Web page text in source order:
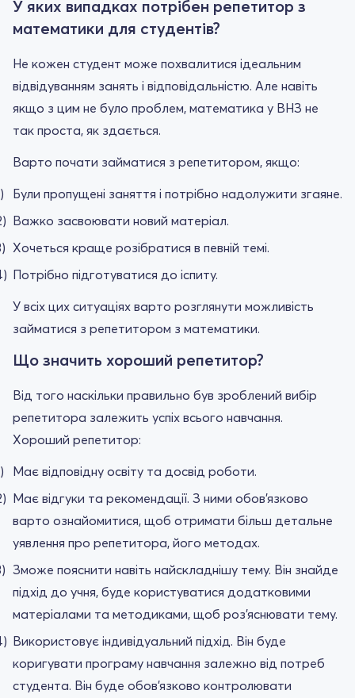
У яких випадках потрібен репетитор з
математики для студентів?
Не кожен студент може похвалитися ідеальним
відвідуванням занять і відповідальністю. Але навіть
якщо з цим не було проблем, математика у ВНЗ не
так проста, як здається.
Варто почати займатися з репетитором, якщо:
Були пропущені заняття і потрібно надолужити згаяне.
Важко засвоювати новий матеріал.
Хочеться краще розібратися в певній темі.
Потрібно підготуватися до іспиту.
У всіх цих ситуаціях варто розглянути можливість
займатися з репетитором з математики.
Що значить хороший репетитор?
Від того наскільки правильно був зроблений вибір
репетитора залежить успіх всього навчання.
Хороший репетитор:
Має відповідну освіту та досвід роботи.
Має відгуки та рекомендації. З ними обов'язково
варто ознайомитися, щоб отримати більш детальне
уявлення про репетитора, його методах.
Зможе пояснити навіть найскладнішу тему. Він знайде
підхід до учня, буде користуватися додатковими
матеріалами та методиками, щоб роз'яснювати тему.
Використовує індивідуальний підхід. Він буде
коригувати програму навчання залежно від потреб
студента. Він буде обов'язково контролювати